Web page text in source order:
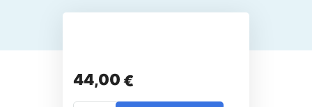
44,00€